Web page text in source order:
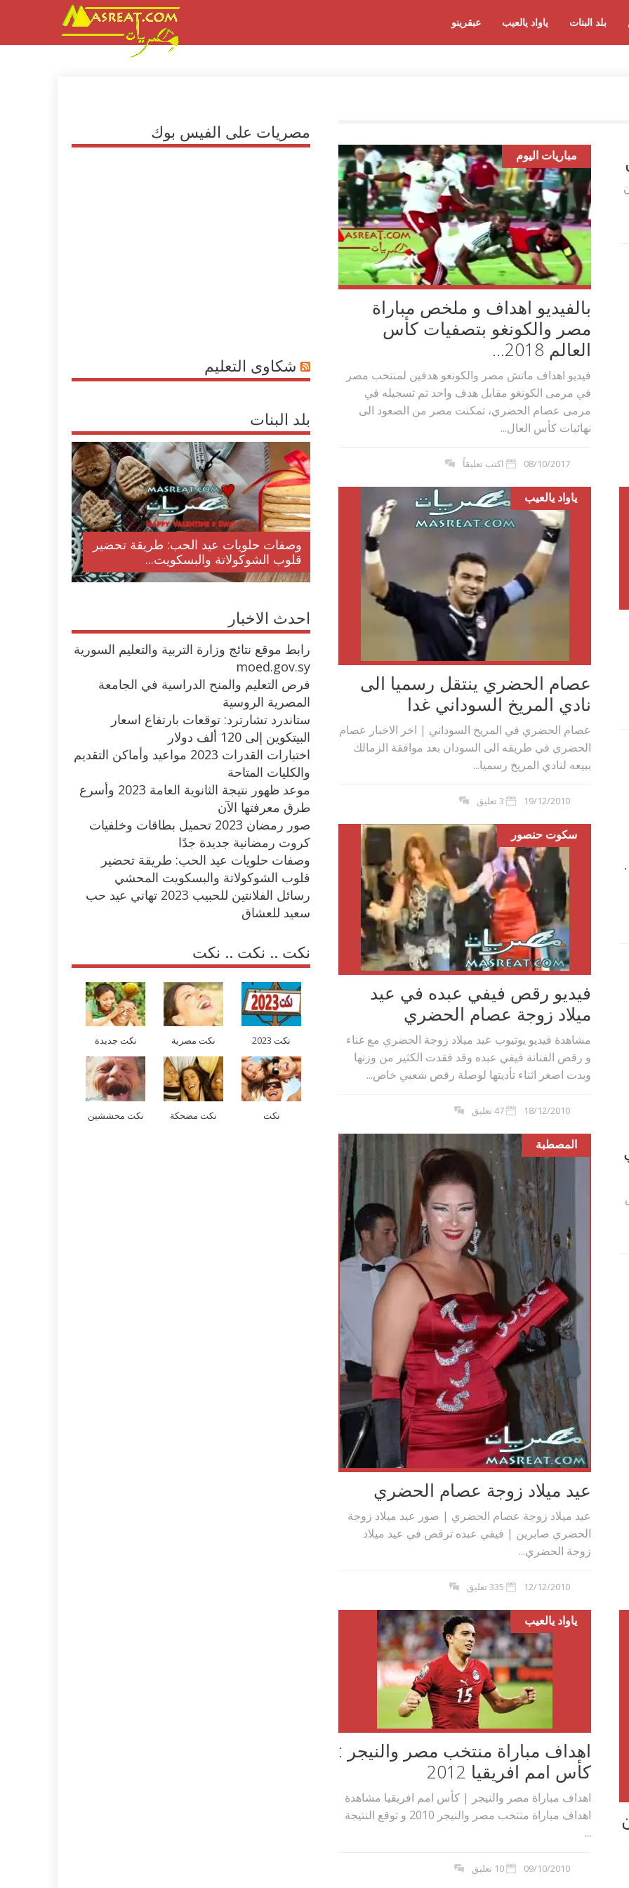
عبقرينو ياواد يالعيب بلد البنات
مباريات اليوم
بالفيديو اهداف و ملخص مباراة
مصر والكونغو بتصفيات كأس
العالم 2018...
فيديو اهداف ماتش مصر والكونغو هدفين لمنتخب مصر
في مرمى الكونغو مقابل هدف واحد تم تسجيله في
مرمى عصام الحضري، تمكنت مصر من الصعود الى
نهائيات كأس العال...
08/10/2017 اكتب تعليقاً
ياواد يالعيب
عصام الحضري ينتقل رسميا الى
نادي المريخ السوداني غدا
عصام الحضري في المريخ السوداني | اخر الاخبار عصام
الحضري في طريقه الى السودان بعد موافقة الزمالك
ببيعه لنادي المريخ رسميا...
19/12/2010 3 تعليق
سكوت حنصور
فيديو رقص فيفي عبده في عيد
ميلاد زوجة عصام الحضري
مشاهدة فيديو يوتيوب عيد ميلاد زوجة الحضري مع غناء
و رقص الفنانة فيفي عبده وقد فقدت الكثير من وزنها
وبدت اصغر اثناء تأديتها لوصلة رقص شعبي خاص...
18/12/2010 47 تعليق
المصطبة
عيد ميلاد زوجة عصام الحضري
عيد ميلاد زوجة عصام الحضري | صور عيد ميلاد زوجة
الحضري صابرين | فيفي عبده ترقص في عيد ميلاد
زوجة الحضري...
12/12/2010 335 تعليق
ياواد يالعيب
اهداف مباراة منتخب مصر والنيجر :
كأس امم افريقيا 2012
اهداف مباراة مصر والنيجر | كأس امم افريقيا مشاهدة
اهداف مباراة منتخب مصر والنيجر 2010 و توقع النتيجة
...
09/10/2010 10 تعليق
مصريات على الفيس بوك
شكاوى التعليم
بلد البنات
وصفات حلويات عيد الحب: طريقة تحضير
قلوب الشوكولاتة والبسكويت...
وصفات أكلات عيد راس السنة الميلادية
والميلاد المجيد الكريسما...
مع
احدث الاخبار
رابط موقع نتائج وزارة التربية والتعليم السورية
moed.gov.sy
فرص التعليم والمنح الدراسية في الجامعة
المصرية الروسية
ستاندرد تشارترد: توقعات بارتفاع اسعار
البيتكوين إلى 120 ألف دولار
اختبارات القدرات 2023 مواعيد وأماكن التقديم
والكليات المتاحة
موعد ظهور نتيجة الثانوية العامة 2023 وأسرع
طرق معرفتها الآن
صور رمضان 2023 تحميل بطاقات وخلفيات
كروت رمضانية جديدة جدًا
وصفات حلويات عيد الحب: طريقة تحضير
قلوب الشوكولاتة والبسكويت المحشي
رسائل الفلانتين للحبيب 2023 تهاني عيد حب
سعيد للعشاق
نكت .. نكت .. نكت
نكت 2023 نكت مصرية نكت جديدة
نكت نكت مضحكة نكت محششين